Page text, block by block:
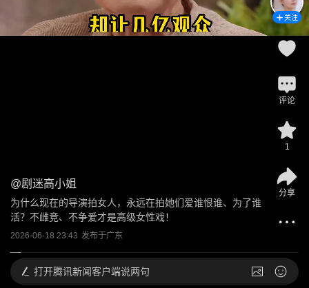
@剧迷高小姐
为什么现在的导演拍女人，永远在拍她们爱谁恨谁、为了谁
活？不雌竞、不争爱才是高级女性戏！
2026-06-18 23:43 发布于广东
关注
评论
1
分享
打开腾讯新闻客户端说两句